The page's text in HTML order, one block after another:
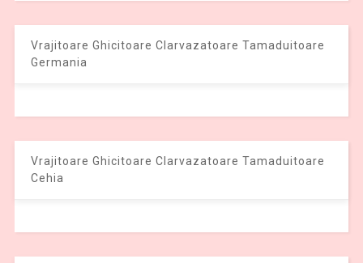
Vrajitoare Ghicitoare Clarvazatoare Tamaduitoare
Germania
Vrajitoare Ghicitoare Clarvazatoare Tamaduitoare
Cehia